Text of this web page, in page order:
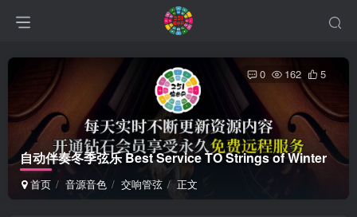
自动伴奏冬季弦乐 Best Service TO Strings of Winter
首页 音源音色 交响管弦 正文
0 162 5